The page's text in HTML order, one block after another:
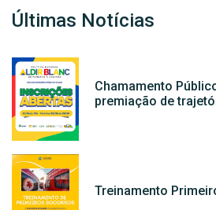
Últimas Notícias
Chamamento
premiação de
Treinamento